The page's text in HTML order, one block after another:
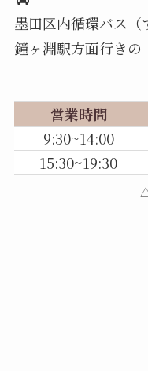
墨田区内循環バス（
鐘ヶ淵駅方面行き
営業時間
9:30~14:00
15:30~19:30